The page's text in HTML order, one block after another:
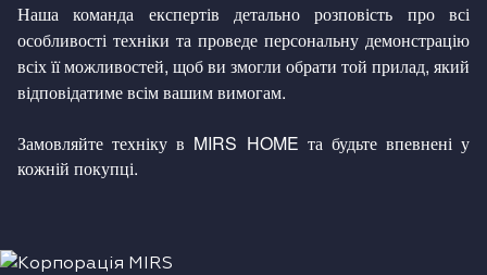
Наша команда експертів детально розповість про всі
особливості техніки та проведе персональну демонстрацію
всіх її можливостей, щоб ви змогли обрати той прилад, який
відповідатиме всім вашим вимогам.
Замовляйте техніку в MIRS HOME та будьте впевнені у
кожній покупці.